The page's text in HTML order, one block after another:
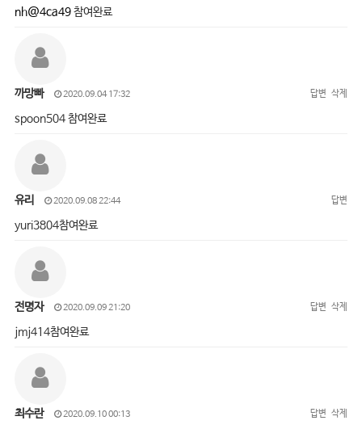
nh@4ca49참여완료
까망빠 2020.09.04 17:32 답변 삭제
spoon504 참여완료
유리 2020.09.08 22:44 답변
yuri3804참여완료
전명자 2020.09.09 21:20 답변 삭제
jmj414참여완료
최수란 2020.09.10 00:13 답변 삭제